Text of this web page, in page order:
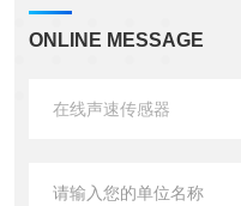
ONLINE MESSAGE